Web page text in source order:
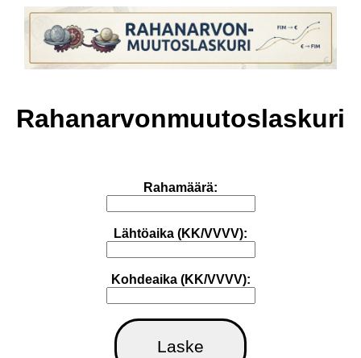
Rahanarvonmuutoslaskuri
Rahamäärä:
Lähtöaika (KK/VVVV):
Kohdeaika (KK/VVVV):
Laske